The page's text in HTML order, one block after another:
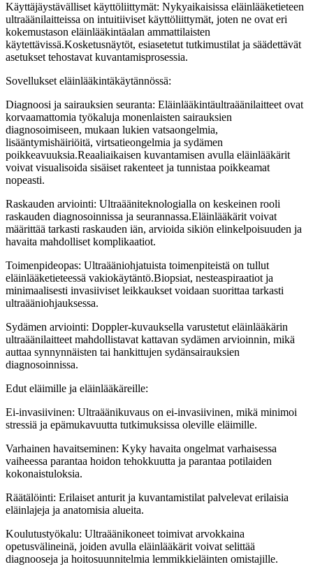
Käyttäjäystävälliset käyttöliittymät: Nykyaikaisissa eläinlääketieteen
ultraäänilaitteissa on intuitiiviset käyttöliittymät, joten ne ovat eri
kokemustason eläinlääkintäalan ammattilaisten
käytettävissä.Kosketusnäytöt, esiasetetut tutkimustilat ja säädettävät
asetukset tehostavat kuvantamisprosessia.
Sovellukset eläinlääkintäkäytännössä:
Diagnoosi ja sairauksien seuranta: Eläinlääkintäultraäänilaitteet ovat
korvaamattomia työkaluja monenlaisten sairauksien
diagnosoimiseen, mukaan lukien vatsaongelmia,
lisääntymishäiriöitä, virtsatieongelmia ja sydämen
poikkeavuuksia.Reaaliaikaisen kuvantamisen avulla eläinlääkärit
voivat visualisoida sisäiset rakenteet ja tunnistaa poikkeamat
nopeasti.
Raskauden arviointi: Ultraääniteknologialla on keskeinen rooli
raskauden diagnosoinnissa ja seurannassa.Eläinlääkärit voivat
määrittää tarkasti raskauden iän, arvioida sikiön elinkelpoisuuden ja
havaita mahdolliset komplikaatiot.
Toimenpideopas: Ultraääniohjatuista toimenpiteistä on tullut
eläinlääketieteessä vakiokäytäntö.Biopsiat, nesteaspiraatiot ja
minimaalisesti invasiiviset leikkaukset voidaan suorittaa tarkasti
ultraääniohjauksessa.
Sydämen arviointi: Doppler-kuvauksella varustetut eläinlääkärin
ultraäänilaitteet mahdollistavat kattavan sydämen arvioinnin, mikä
auttaa synnynnäisten tai hankittujen sydänsairauksien
diagnosoinnissa.
Edut eläimille ja eläinlääkäreille:
Ei-invasiivinen: Ultraäänikuvaus on ei-invasiivinen, mikä minimoi
stressiä ja epämukavuutta tutkimuksissa oleville eläimille.
Varhainen havaitseminen: Kyky havaita ongelmat varhaisessa
vaiheessa parantaa hoidon tehokkuutta ja parantaa potilaiden
kokonaistuloksia.
Räätälöinti: Erilaiset anturit ja kuvantamistilat palvelevat erilaisia ​​
eläinlajeja ja anatomisia alueita.
Koulutustyökalu: Ultraäänikoneet toimivat arvokkaina
opetusvälineinä, joiden avulla eläinlääkärit voivat selittää
diagnooseja ja hoitosuunnitelmia lemmikkieläinten omistajille.